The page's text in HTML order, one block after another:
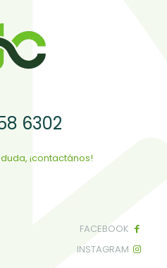
6302
¡contactános!
FACEBOOK
INSTAGRAM